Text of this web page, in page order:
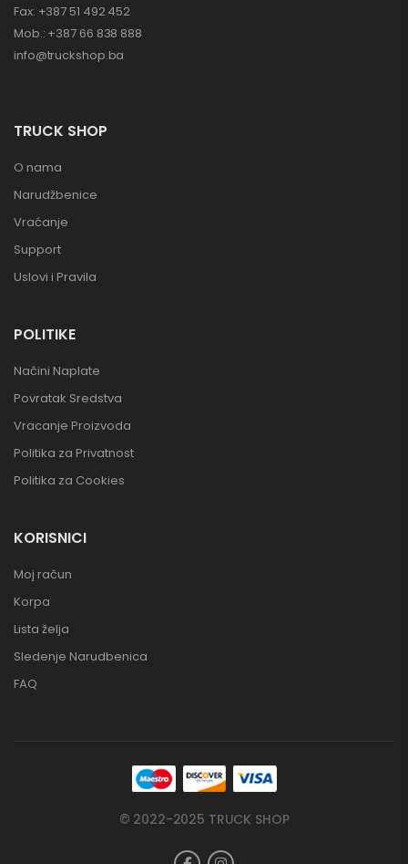
Fax: +387 51 492 452
Mob.: +387 66 838 888
info@truckshop.ba
TRUCK SHOP
O nama
Narudžbenice
Vraćanje
Support
Uslovi i Pravila
POLITIKE
Načini Naplate
Povratak Sredstva
Vracanje Proizvoda
Politika za Privatnost
Politika za Cookies
KORISNICI
Moj račun
Korpa
Lista želja
Sledenje Narudbenica
FAQ
© 2022-2025 TRUCK SHOP